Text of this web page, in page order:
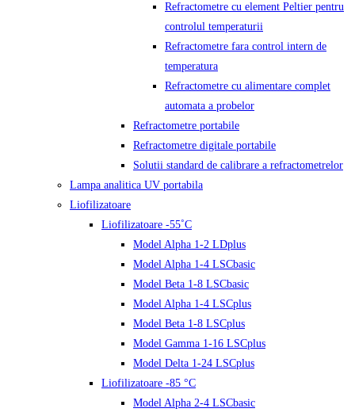
Refractometre cu element Peltier pentru
controlul temperaturii
Refractometre fara control intern de
temperatura
Refractometre cu alimentare complet
automata a probelor
Refractometre portabile
Refractometre digitale portabile
Solutii standard de calibrare a refractometrelor
Lampa analitica UV portabila
Liofilizatoare
Liofilizatoare -55˚C
Model Alpha 1-2 LDplus
Model Alpha 1-4 LSCbasic
Model Beta 1-8 LSCbasic
Model Alpha 1-4 LSCplus
Model Beta 1-8 LSCplus
Model Gamma 1-16 LSCplus
Model Delta 1-24 LSCplus
Liofilizatoare -85 °C
Model Alpha 2-4 LSCbasic